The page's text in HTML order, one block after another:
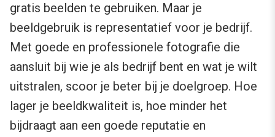
gratis beelden te gebruiken. Maar je
beeldgebruik is representatief voor je bedrijf.
Met goede en professionele fotografie die
aansluit bij wie je als bedrijf bent en wat je wilt
uitstralen, scoor je beter bij je doelgroep. Hoe
lager je beeldkwaliteit is, hoe minder het
bijdraagt aan een goede reputatie en